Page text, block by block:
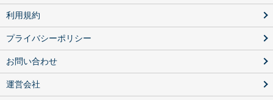
利用規約
プライバシーポリシー
お問い合わせ
運営会社